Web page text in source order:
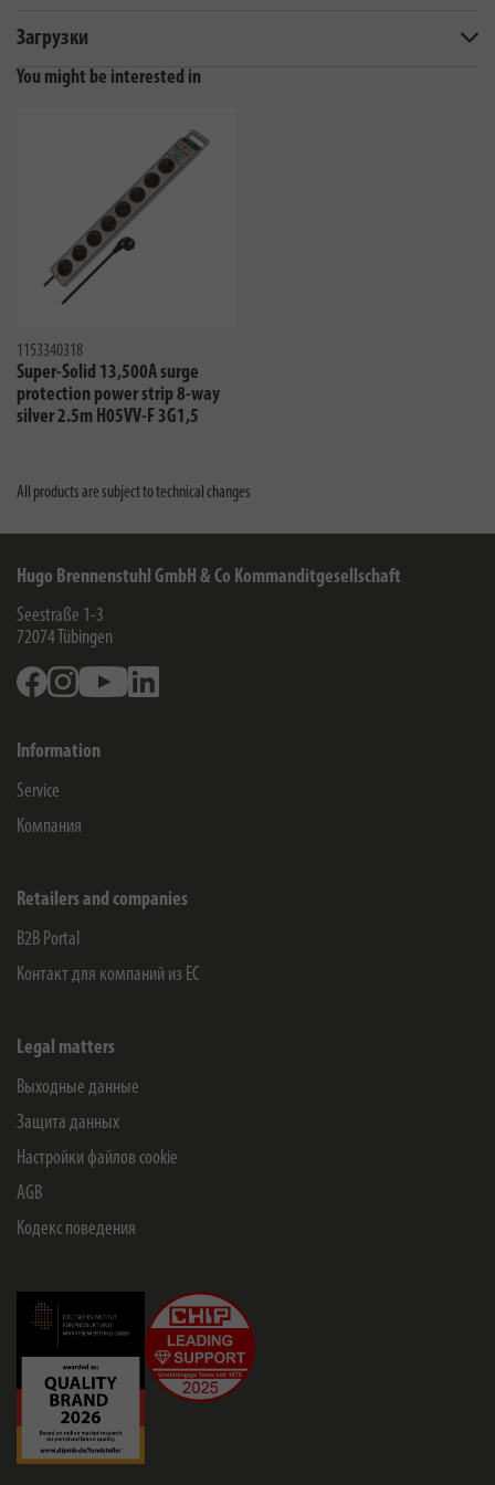
Загрузки
You might be interested in
1153340318
Super-Solid 13,500A surge
protection power strip 8-way
silver 2.5m H05VV-F 3G1,5
All products are subject to technical changes
Hugo Brennenstuhl GmbH & Co Kommanditgesellschaft
Seestraße 1-3
72074 Tübingen
FacebookInstagramYoutube
Information
Service
Компания
Retailers and companies
B2B Portal
Контакт для компаний из ЕС
Legal matters
Выходные данные
Защита данных
Настройки файлов cookie
AGB
Кодекс поведения